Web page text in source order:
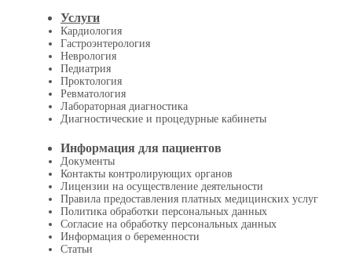
Услуги
Кардиология
Гастроэнтерология
Неврология
Педиатрия
Проктология
Ревматология
Лабораторная диагностика
Диагностические и процедурные кабинеты
Информация для пациентов
Документы
Контакты контролирующих органов
Лицензии на осуществление деятельности
Правила предоставления платных медицинских услуг
Политика обработки персональных данных
Согласие на обработку персональных данных
Информация о беременности
Статьи